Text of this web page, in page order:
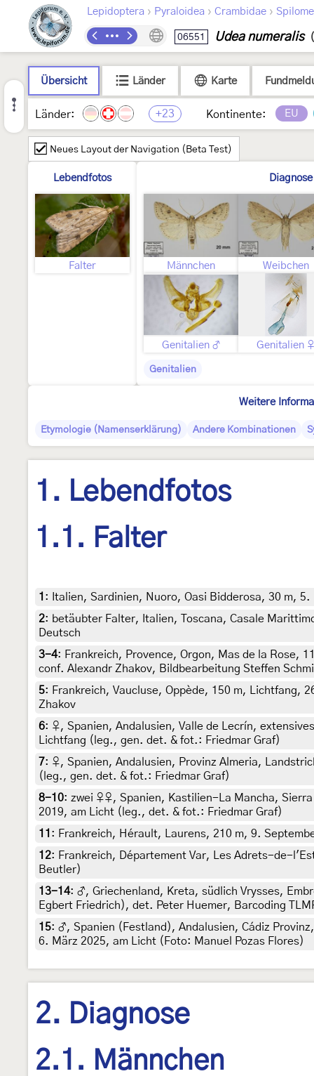
Lepidoptera › Pyraloidea › Crambidae ›
06551 Udea numeralis
Übersicht Länder Karte
Länder: +23 Kontinente: EU
Neues Layout der Navigation (Beta Test)
Lebendfotos
Falter
Diagnose
Männchen Weibchen
Genitalien ♂ Genitalien ♀
Genitalien
Weitere
Etymologie (Namenserklärung) Andere Kombinationen
1. Lebendfotos
1.1. Falter
1 :
Italien, Sardinien, Nuoro, Oasi Bidderosa, 30 m,
2: betäubter Falter, Italien, Toscana, Casale
Deutsch
3-4: Frankreich, Provence, Orgon, Mas de la Rose,
conf. Alexandr Zhakov, Bildbearbeitung Steffen
5: Frankreich, Vaucluse, Oppède, 150 m, Lichtfang,
Zhakov
6: ♀, Spanien, Andalusien, Valle de Lecrín,
Lichtfang (leg., gen. det. & fot.: Friedmar Graf)
7: ♀, Spanien, Andalusien, Provinz Almeria,
(leg., gen. det. & fot.: Friedmar Graf)
8-10: zwei ♀♀, Spanien, Kastilien-La Mancha,
2019, am Licht (leg., det. & fot.: Friedmar Graf)
11 : Frankreich, Hérault, Laurens, 210 m, 9.
12: Frankreich, Département Var, Les Adrets-de-
Beutler)
13-14: ♂, Griechenland, Kreta, südlich Vrysses,
Egbert Friedrich), det. Peter Huemer, Barcoding
15: ♂, Spanien (Festland), Andalusien, Cádiz
6. März 2025, am Licht (Foto: Manuel Pozas Flores)
2. Diagnose
2.1. Männchen